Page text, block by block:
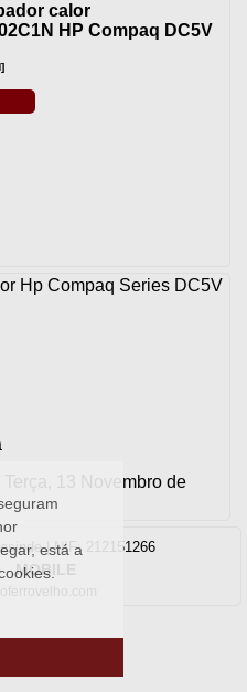
está a
calor
HP Compaq DC5V
Hp Compaq Series DC5V
13 Novembro de
| NIF: 212151266
-MOBILE